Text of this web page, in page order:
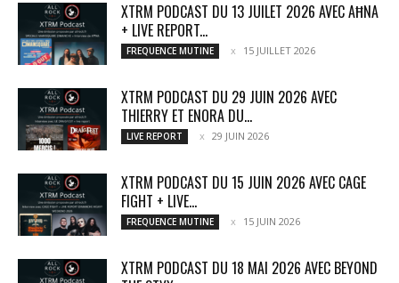
XTRM PODCAST DU 13 JUILET 2026 AVEC AĦNA
+ LIVE REPORT...
FREQUENCE MUTINE 15 JUILLET 2026
XTRM PODCAST DU 29 JUIN 2026 AVEC
THIERRY ET ENORA DU...
LIVE REPORT 29 JUIN 2026
XTRM PODCAST DU 15 JUIN 2026 AVEC CAGE
FIGHT + LIVE...
FREQUENCE MUTINE 15 JUIN 2026
XTRM PODCAST DU 18 MAI 2026 AVEC BEYOND